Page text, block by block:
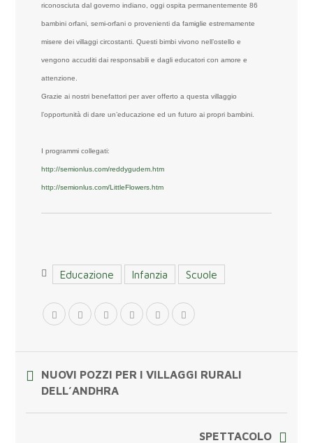
riconosciuta dal governo indiano, oggi ospita permanentemente 86
bambini orfani, semi-orfani o provenienti da famiglie estremamente
misere dei villaggi circostanti. Questi bimbi vivono nell’ostello e
vengono accuditi dai responsabili e dagli educatori con amore e
attenzione.
Grazie ai nostri benefattori per aver offerto a questa villaggio
l’opportunità di dare un’educazione ed un futuro ai propri bambini.
I programmi collegati:
http://semionlus.com/reddygudem.htm
http://semionlus.com/LittleFlowers.htm
Educazione Infanzia Scuole
NUOVI POZZI PER I VILLAGGI RURALI
DELL’ANDHRA
SPETTACOLO